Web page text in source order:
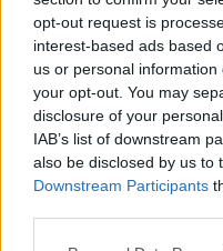
opt-out request is
interest-based ads based
us or personal
your opt-out. You may
disclosure of your
IAB’s list of downstream
also be disclosed by us to
Downstream Participants
Ο